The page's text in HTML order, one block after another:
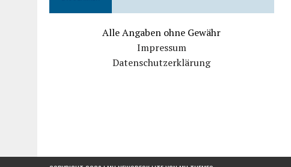
Alle Angaben ohne Gewähr
Impressum
Datenschutzerklärung